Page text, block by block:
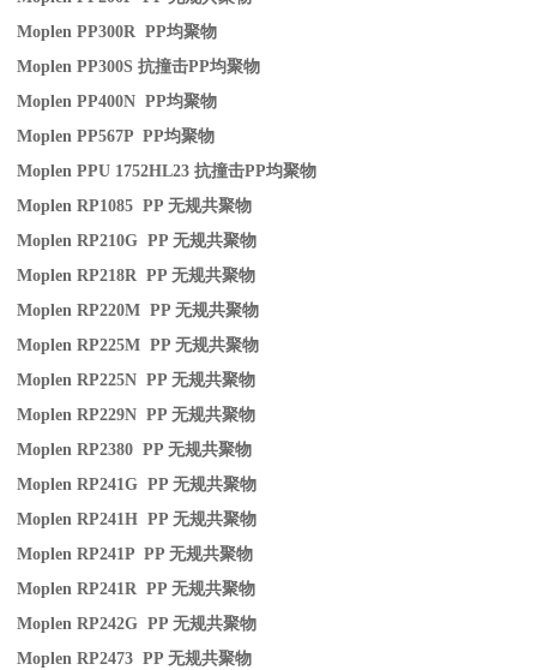
Moplen PP300R PP均聚物
Moplen PP300S抗撞击PP均聚物
Moplen PP400N PP均聚物
Moplen PP567P PP均聚物
Moplen PPU 1752HL23抗撞击PP均聚物
Moplen RP1085 PP无规共聚物
Moplen RP210G PP无规共聚物
Moplen RP218R PP无规共聚物
Moplen RP220M PP无规共聚物
Moplen RP225M PP无规共聚物
Moplen RP225N PP无规共聚物
Moplen RP229N PP无规共聚物
Moplen RP2380 PP无规共聚物
Moplen RP241G PP无规共聚物
Moplen RP241H PP无规共聚物
Moplen RP241P PP无规共聚物
Moplen RP241R PP无规共聚物
Moplen RP242G PP无规共聚物
Moplen RP2473 PP无规共聚物